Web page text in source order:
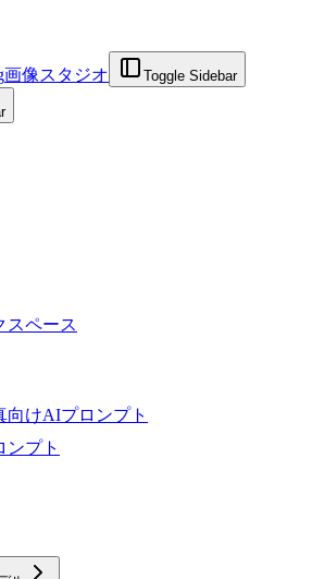
画像スタジオ Toggle Sidebar
スペース
向けAIプロンプト
ンプト